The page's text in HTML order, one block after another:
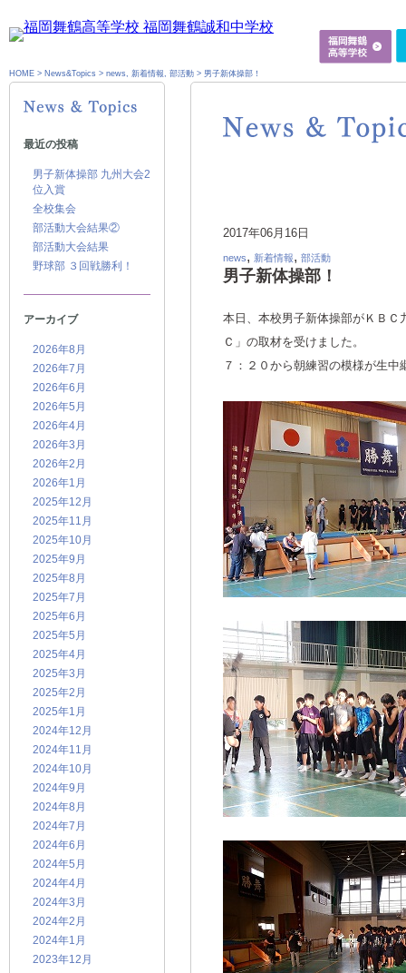
HOME > News&Topics > news, 新着情報, 部活動 > 男子新体操部！
最近の投稿
男子新体操部 九州大会2
位入賞
全校集会
部活動大会結果②
部活動大会結果
野球部 ３回戦勝利！
アーカイブ
2026年8月
2026年7月
2026年6月
2026年5月
2026年4月
2026年3月
2026年2月
2026年1月
2025年12月
2025年11月
2025年10月
2025年9月
2025年8月
2025年7月
2025年6月
2025年5月
2025年4月
2025年3月
2025年2月
2025年1月
2024年12月
2024年11月
2024年10月
2024年9月
2024年8月
2024年7月
2024年6月
2024年5月
2024年4月
2024年3月
2024年2月
2024年1月
2023年12月
2017年06月16日
news, 新着情報, 部活動
男子新体操部！
本日、本校男子新体操部がＫＢＣ
Ｃ」の取材を受けました。
７：２０から朝練習の模様が生中